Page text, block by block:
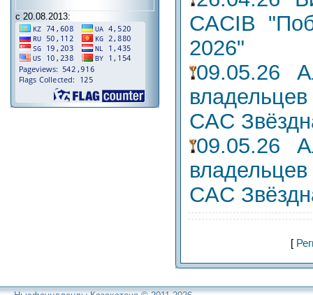
с 20.08.2013:
CACIB
2026"
09.05.26
CAC
09.05.26
CAC
[